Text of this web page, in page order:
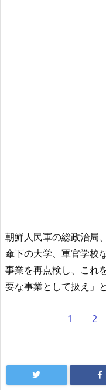
朝鮮人民軍の総政治局
傘下の大学、軍官学校
事業を再点検し、これ
要な事業として扱え」
1 2